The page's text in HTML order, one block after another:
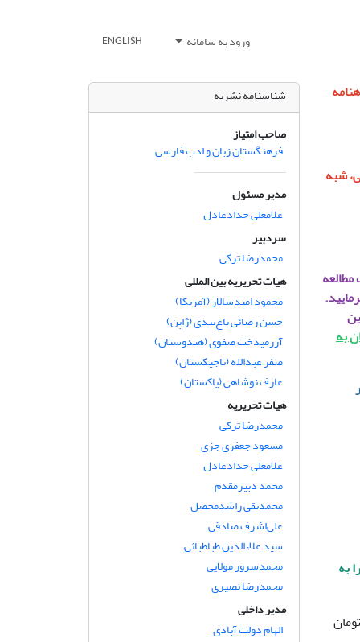
ورود به سامانه ENGLISH
به صورت دوماهنامه
شبه
به
به
دریافت می‌کند و 600,000 هزار تومان
شناسنامه نشریه
صاحب امتیاز
فرهنگستان زبان و ادب فارسی
مدیر مسئول
غلامعلی حدادعادل
سردبیر
محمدرضا ترکی
هیات تحریریه بین المللی
محمود امیدسالار (آمریکا)
حسن رضائی باغ‌بیدی (ژاپن)
آزرمیدخت صفوی (هندوستان)
صفر عبدالله (تاجیکستان)
عارف نوشاهی (پاکستان)
هیات تحریریه
محمدرضا ترکی
مسعود جعفری جزی
غلامعلی حدادعادل
محمد دبیرمقدم
محمدتقی راشدمحصل
علی‌اشرف صادقی
سید علاءالدین طباطبائی
محمدسرور مولایی
محمدرضا نصیری
مدیر داخلی
الهام دولت آبادی